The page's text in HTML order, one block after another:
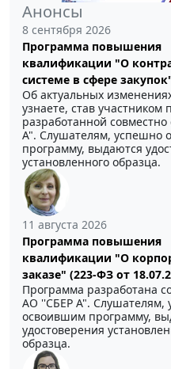
Анонсы
8 сентября 2026
Программа повышения
квалификации "О
системе в сфере
Об актуальных
узнаете, став участником
разработанной
А". Слушателям, успешно
программу, выдаются
установленного образца.
11 августа 2026
Программа повышения
квалификации "О
заказе" (223-ФЗ от
Программа разработана
АО ''СБЕР А". Слушателям,
освоившим программу,
удостоверения
образца.